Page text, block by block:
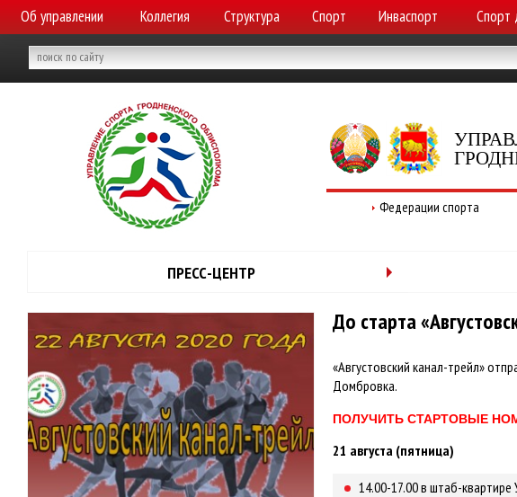
Об управлении Коллегия Структура Спорт Инваспорт Спорт
Федерации спорта
ПРЕСС-ЦЕНТР
До старта
«Августовский канал-трейл»
Домбровка.
ПОЛУЧИТЬ СТАРТОВЫЕ
21 августа (пятница)
14.00-17.00 в штаб-квартире